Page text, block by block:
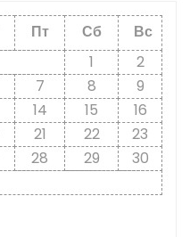
Пт Сб
Вс
1
2
7 8
9
14 15
16
21 22
23
28 29
30